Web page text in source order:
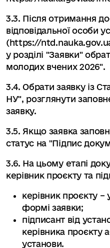
3.3. Після отримання
відповідальної особи
(https://
у розділі "Заявки"
молодих вчених 2026".
3.4. Обрати заявку із
НУ", розглянути
заявку.
3.5. Якщо заявка
статус на "Підпис
3.6. На цьому етапі
керівник проєкту та
керівник проєкту –
формі заявки;
підписант від
керівника проєкту
установи.